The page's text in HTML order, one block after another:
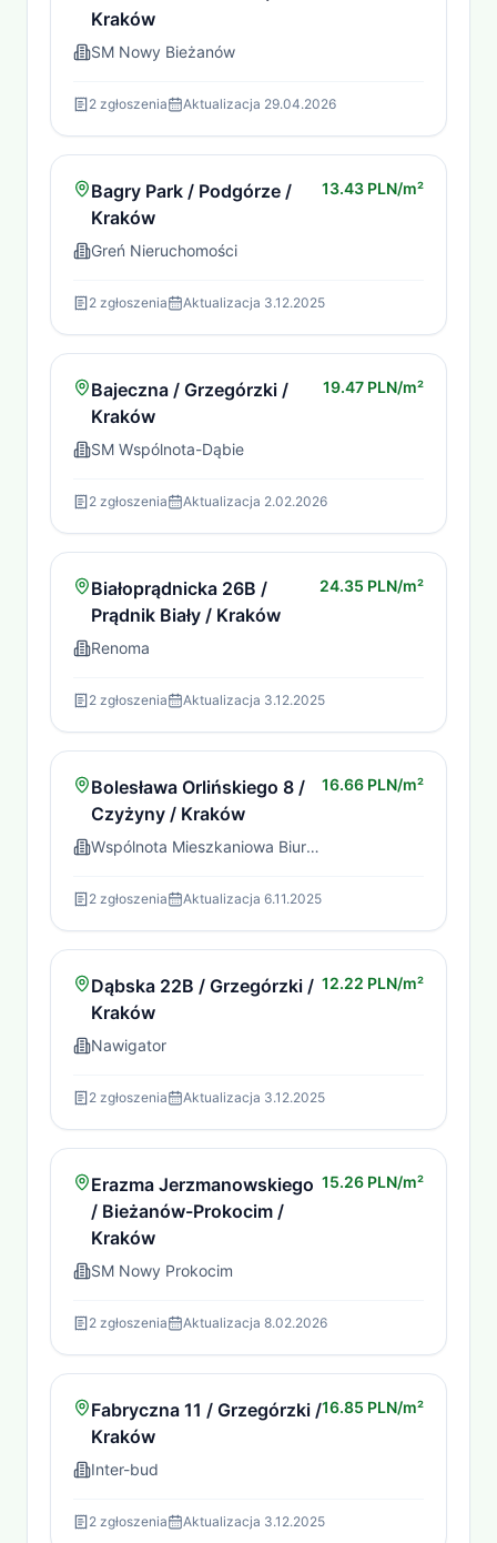
Kraków
SM Nowy Bieżanów
2 zgłoszenia Aktualizacja 29.04.2026
Bagry Park / Podgórze /
Kraków
Greń Nieruchomości
13.43 PLN/m²
2 zgłoszenia Aktualizacja 3.12.2025
Bajeczna / Grzegórzki /
Kraków
SM Wspólnota-Dąbie
19.47 PLN/m²
2 zgłoszenia Aktualizacja 2.02.2026
Białoprądnicka 26B /
Prądnik Biały / Kraków
Renoma
24.35 PLN/m²
2 zgłoszenia Aktualizacja 3.12.2025
Bolesława Orlińskiego 8 /
Czyżyny / Kraków
Wspólnota Mieszkaniowa Biuro Szczurek-Wójciak
16.66 PLN/m²
2 zgłoszenia Aktualizacja 6.11.2025
Dąbska 22B / Grzegórzki /
Kraków
Nawigator
12.22 PLN/m²
2 zgłoszenia Aktualizacja 3.12.2025
Erazma Jerzmanowskiego
/ Bieżanów-Prokocim /
Kraków
SM Nowy Prokocim
15.26 PLN/m²
2 zgłoszenia Aktualizacja 8.02.2026
Fabryczna 11 / Grzegórzki /
Kraków
Inter-bud
16.85 PLN/m²
2 zgłoszenia Aktualizacja 3.12.2025